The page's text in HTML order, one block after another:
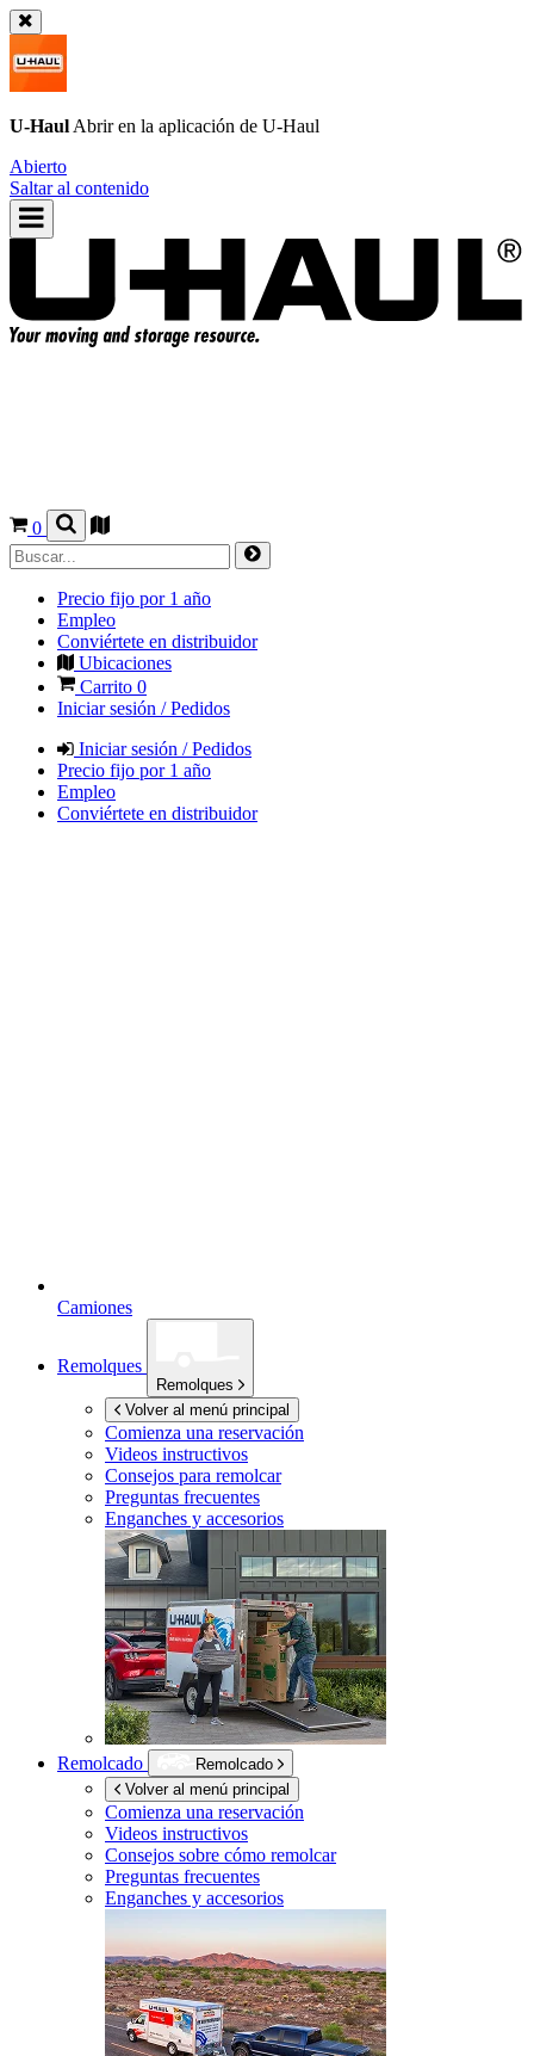
U-Haul Abrir en la aplicación de U-Haul
Abierto
Saltar al contenido
0
Precio fijo por 1 año
Empleo
Conviértete en distribuidor
Ubicaciones
Carrito 0
Iniciar sesión / Pedidos
Iniciar sesión / Pedidos
Precio fijo por 1 año
Empleo
Conviértete en distribuidor
Camiones
Remolques
Remolques
Volver al menú principal
Comienza una reservación
Videos instructivos
Consejos para remolcar
Preguntas frecuentes
Enganches y accesorios
Remolcado
Remolcado
Volver al menú principal
Comienza una reservación
Videos instructivos
Consejos sobre cómo remolcar
Preguntas frecuentes
Enganches y accesorios